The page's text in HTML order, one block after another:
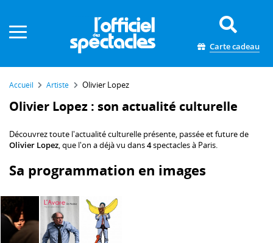
Carte cadeau
Accueil Artiste Olivier Lopez
Olivier Lopez : son actualité culturelle
Découvrez toute l'actualité culturelle présente, passée et future de
Olivier Lopez, que l'on a déjà vu dans4spectacles à Paris.
Sa programmation en images